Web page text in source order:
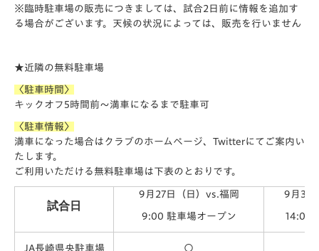
※臨時駐車場の販売につきましては、試合2日前に情報を追加す
る場合がございます。天候の状況によっては、販売を行いません
★近隣の無料駐車場
〈駐車時間〉
キックオフ 5 時間前～満車になるまで駐車可
〈駐車情報〉
満車になった場合はクラブのホームページ、Twitterにてご案内い
たします。
ご利用いただける無料駐車場は下表のとおりです。
試合日
9月27日（日）vs.福岡
9:00 駐車場オープン
9月30
14:00
JA長崎県央駐車場 〇